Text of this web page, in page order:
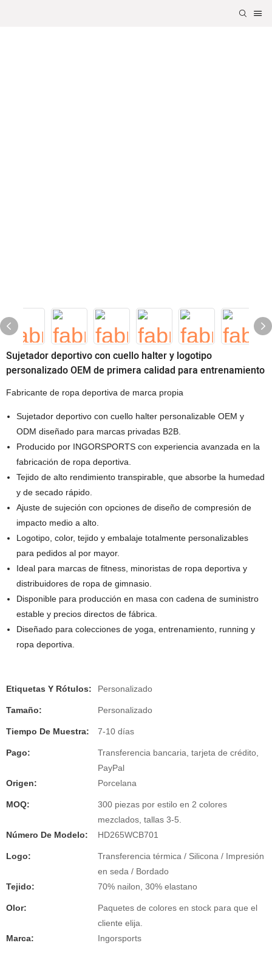
Sujetador deportivo con cuello halter y logotipo
personalizado OEM de primera calidad para entrenamiento
Fabricante de ropa deportiva de marca propia
Sujetador deportivo con cuello halter personalizable OEM y
ODM diseñado para marcas privadas B2B.
Producido por INGORSPORTS con experiencia avanzada en la
fabricación de ropa deportiva.
Tejido de alto rendimiento transpirable, que absorbe la humedad
y de secado rápido.
Ajuste de sujeción con opciones de diseño de compresión de
impacto medio a alto.
Logotipo, color, tejido y embalaje totalmente personalizables
para pedidos al por mayor.
Ideal para marcas de fitness, minoristas de ropa deportiva y
distribuidores de ropa de gimnasio.
Disponible para producción en masa con cadena de suministro
estable y precios directos de fábrica.
Diseñado para colecciones de yoga, entrenamiento, running y
ropa deportiva.
Etiquetas Y Rótulos: Personalizado
Tamaño: Personalizado
Tiempo De Muestra: 7-10 días
Pago:
Transferencia bancaria, tarjeta de crédito,
PayPal
Origen:
Porcelana
MOQ:
300 piezas por estilo en 2 colores
mezclados, tallas 3-5.
Número De Modelo:
HD265WCB701
Logo:
Transferencia térmica / Silicona / Impresión
en seda / Bordado
Tejido:
70% nailon, 30% elastano
Olor:
Paquetes de colores en stock para que el
cliente elija.
Marca:
Ingorsports